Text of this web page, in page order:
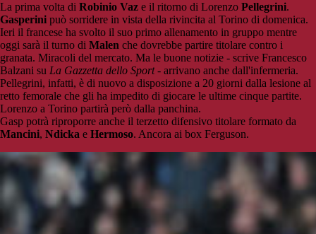
La prima volta di Robinio Vaz e il ritorno di Lorenzo Pellegrini.
Gasperini può sorridere in vista della rivincita al Torino di domenica.
Ieri il francese ha svolto il suo primo allenamento in gruppo mentre
oggi sarà il turno di Malen che dovrebbe partire titolare contro i
granata. Miracoli del mercato. Ma le buone notizie - scrive Francesco
Balzani su La Gazzetta dello Sport- arrivano anche dall'infermeria.
Pellegrini, infatti, è di nuovo a disposizione a 20 giorni dalla lesione al
retto femorale che gli ha impedito di giocare le ultime cinque partite.
Lorenzo a Torino partirà però dalla panchina.
Gasp potrà riproporre anche il terzetto difensivo titolare formato da
Mancini, Ndicka e Hermoso. Ancora ai box Ferguson.